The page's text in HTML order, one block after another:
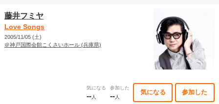
藤井フミヤ
Love Songs
2005/11/05 (土)
＠神戸国際会館こくさいホール (兵庫県)
気になる
--人
参加した
--人
気になる 参加した